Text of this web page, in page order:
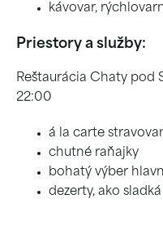
kávovar,
Priestory a služby:
Reštaurácia Chaty pod
22:00
á la carte
chutné raňajky
bohatý výber
dezerty, ako